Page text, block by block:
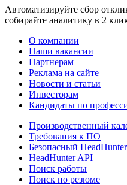
Автоматизируйте сбор
собирайте аналитику в 2
О компании
Наши вакансии
Партнерам
Реклама на сайте
Новости и статьи
Инвесторам
Кандидаты по
Производственный
Требования к ПО
Безопасный HeadHunter
HeadHunter API
Поиск работы
Поиск по резюме